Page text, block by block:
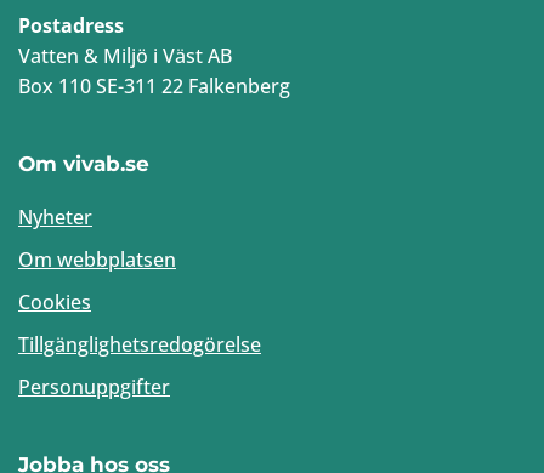
Postadress
Vatten & Miljö i Väst AB
Box 110 SE-311 22 Falkenberg
Om vivab.se
Nyheter
Om webbplatsen
Cookies
Tillgänglighetsredogörelse
Personuppgifter
Jobba hos oss